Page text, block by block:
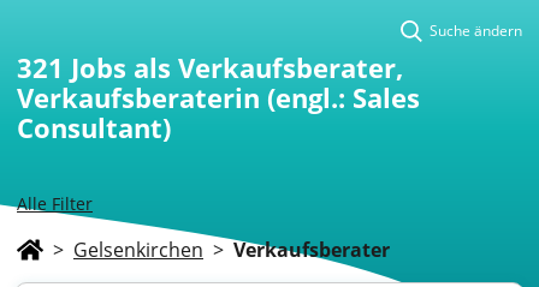
Alle Filter
Suche ändern
321 Jobs als Verkaufsberater,
Verkaufsberaterin (engl.: Sales
Consultant)
> Gelsenkirchen > Verkaufsberater